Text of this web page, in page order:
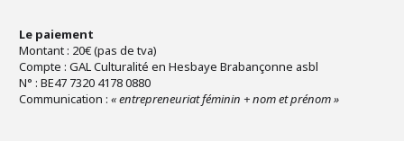
Le paiement
Montant : 20€ (pas de tva)
Compte : GAL Culturalité en Hesbaye Brabançonne asbl
N° : BE47 7320 4178 0880
Communication : « entrepreneuriat féminin + nom et prénom »